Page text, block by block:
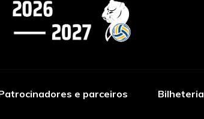
e parceiros Bilheteria